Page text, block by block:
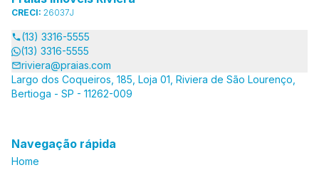
CRECI: 26037J
(13) 3316-5555
(13) 3316-5555
riviera@praias.com
Largo dos Coqueiros, 185, Loja 01, Riviera de São Lourenço,
Bertioga - SP - 11262-009
Navegação rápida
Home